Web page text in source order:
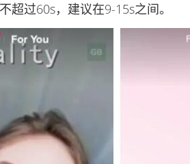
超过60s，建议在9-15s之间。